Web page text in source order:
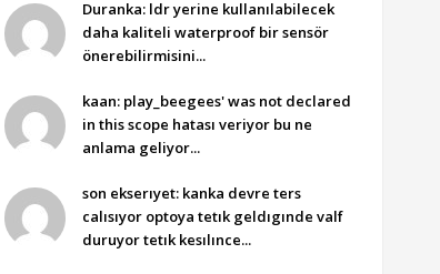
Duranka: ldr yerine kullanılabilecek
daha kaliteli waterproof bir sensör
önerebilirmisini...
kaan: play_beegees' was not declared
in this scope hatası veriyor bu ne
anlama geliyor...
son ekserıyet: kanka devre ters
calısıyor optoya tetık geldıgınde valf
duruyor tetık kesılınce...